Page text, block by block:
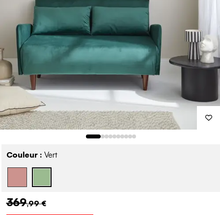
Couleur : Vert
369,99 €